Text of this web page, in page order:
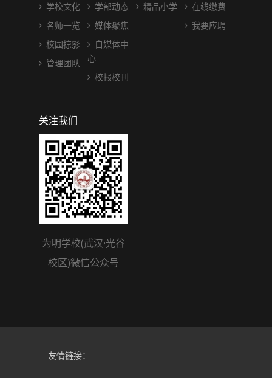
学校文化
名师一览
校园掠影
管理团队
学部动态
媒体聚焦
自媒体中
心
校报校刊
精品小学
在线缴费
我要应聘
关注我们
为明学校(武汉·光谷
校区)微信公众号
友情链接：